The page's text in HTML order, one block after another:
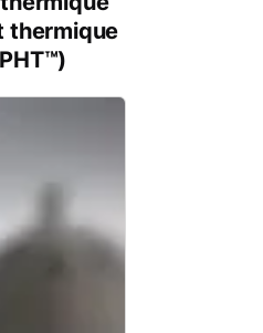
thermique